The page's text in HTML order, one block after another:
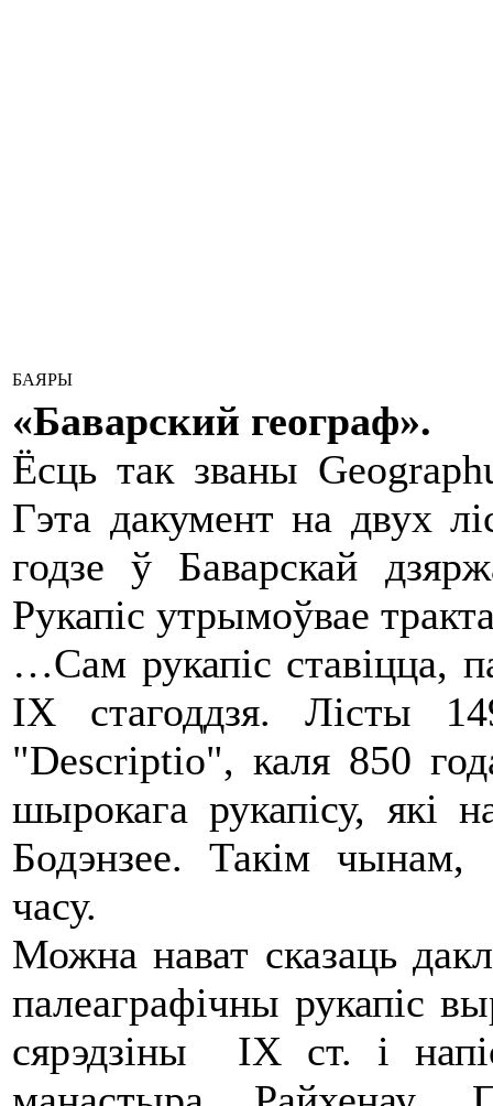
БАЯРЫ
«Баварский географ».
Ёсць так званы
Гэта дакумент на двух
годзе ў Баварскай
Рукапіс утрымоўвае
…Сам рукапіс ставіцца,
IX стагоддзя. Лісты
"Descriptio", каля 850
шырокага рукапісу, які
Бодэнзее. Такім
часу.
Можна нават сказаць
палеаграфічны рукапіс
сярэдзіны IX ст. і